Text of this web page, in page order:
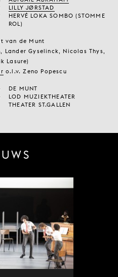
LILLY JØRSTAD
HERVÉ LOKA SOMBO (STOMME
ROL)
van de Munt
Lander Gyselinck, Nicolas Thys,
Lasure)
o.l.v. Zeno Popescu
DE MUNT
LOD MUZIEKTHEATER
THEATER ST.GALLEN